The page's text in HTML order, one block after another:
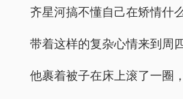
齐星河搞不懂自己在矫情什
带着这样的复杂心情来到周
他裹着被子在床上滚了一圈